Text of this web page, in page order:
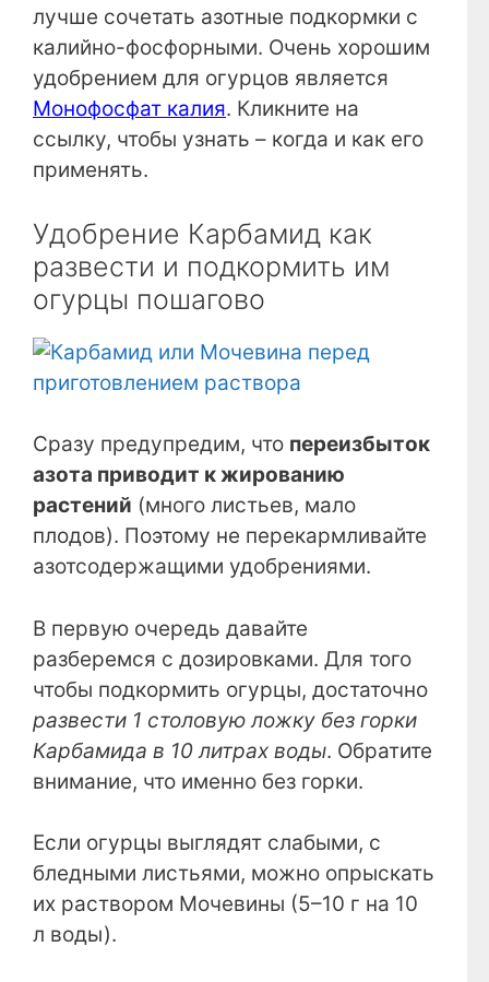
лучше сочетать азотные подкормки с
калийно-фосфорными. Очень хорошим
удобрением для огурцов является
Монофосфат калия. Кликните на
ссылку, чтобы узнать – когда и как его
применять.
Удобрение Карбамид как
развести и подкормить им
огурцы пошагово
Сразу предупредим, что переизбыток
азота приводит к жированию
растений (много листьев, мало
плодов). Поэтому не перекармливайте
азотсодержащими удобрениями.
В первую очередь давайте
разберемся с дозировками. Для того
чтобы подкормить огурцы, достаточно
развести 1 столовую ложку без горки
Карбамида в 10 литрах воды. Обратите
внимание, что именно без горки.
Если огурцы выглядят слабыми, с
бледными листьями, можно опрыскать
их раствором Мочевины (5–10 г на 10
л воды).